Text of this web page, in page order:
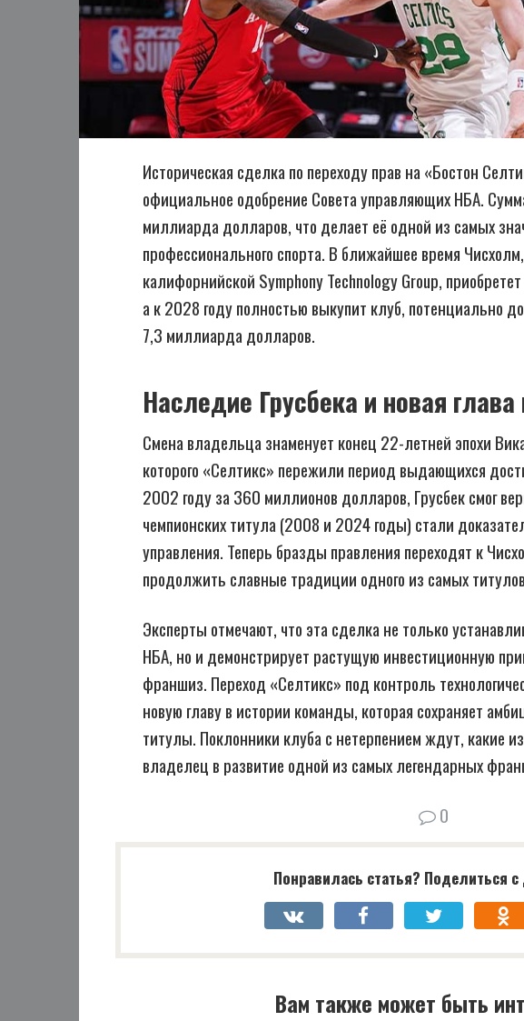
Историческая сделка по переходу прав на «Бостон
официальное одобрение Совета управляющих НБА.
миллиарда долларов, что делает её одной из самых
профессионального спорта. В ближайшее время
калифорнийской Symphony Technology Group,
а к 2028 году полностью выкупит клуб, потенциально
7,3 миллиарда долларов.
Наследие Грусбека и новая
Смена владельца знаменует конец 22-летней эпохи
которого «Селтикс» пережили период выдающихся
2002 году за 360 миллионов долларов, Грусбек смог
чемпионских титула (2008 и 2024 годы) стали
управления. Теперь бразды правления переходят к
продолжить славные традиции одного из самых
Эксперты отмечают, что эта сделка не только
НБА, но и демонстрирует растущую инвестиционную
франшиз. Переход «Селтикс» под контроль
новую главу в истории команды, которая сохраняет
титулы. Поклонники клуба с нетерпением ждут, какие
владелец в развитие одной из самых легендарных
0
Понравилась статья? Поделиться
Вам также может быть